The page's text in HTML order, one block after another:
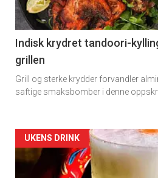
Indisk krydret tandoori-
grillen
Grill og sterke krydder forvandler
saftige smaksbomber i denne
Forsiden
akkurat
UKENS DRINK